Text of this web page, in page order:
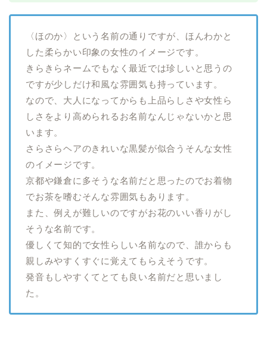
〈ほのか〉という名前の通りですが、ほんわかと
した柔らかい印象の女性のイメージです。
きらきらネームでもなく最近では珍しいと思うの
ですが少しだけ和風な雰囲気も持っています。
なので、大人になってからも上品らしさや女性ら
しさをより高められるお名前なんじゃないかと思
います。
さらさらヘアのきれいな黒髪が似合うそんな女性
のイメージです。
京都や鎌倉に多そうな名前だと思ったのでお着物
でお茶を嗜むそんな雰囲気もあります。
また、例えが難しいのですがお花のいい香りがし
そうな名前です。
優しくて知的で女性らしい名前なので、誰からも
親しみやすくすぐに覚えてもらえそうです。
発音もしやすくてとても良い名前だと思いまし
た。